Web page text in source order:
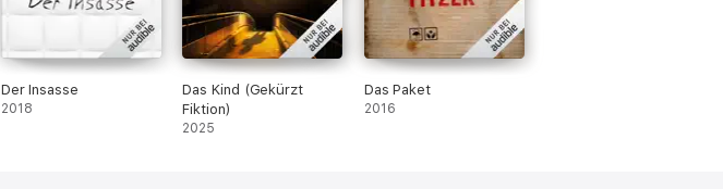
Der Insasse
2018
Das Kind (Gekürzt
Fiktion)
2025
Das Paket
2016